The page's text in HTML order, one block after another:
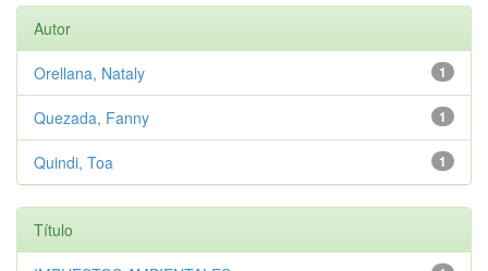
Autor
1
Orellana, Nataly
1
Quezada, Fanny
1
Quindi, Toa
Título